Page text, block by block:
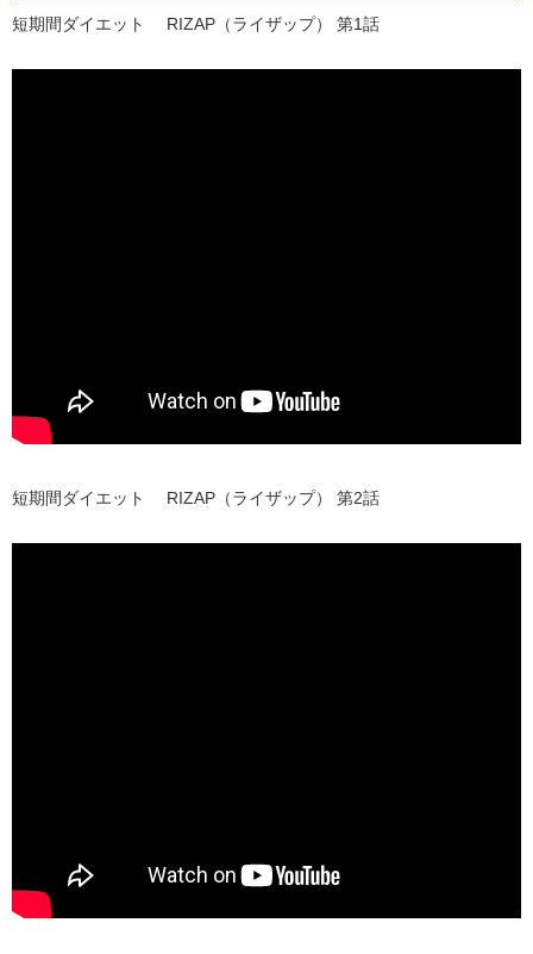
短期間ダイエット RIZAP（ライザップ） 第1話
短期間ダイエット RIZAP（ライザップ） 第2話